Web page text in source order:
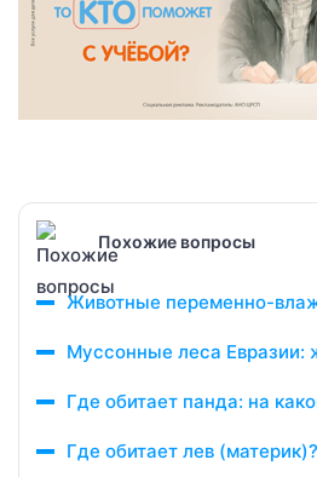
Похожие вопросы
Животные переменно-
Муссонные леса Евразии:
Где обитает панда: на
Где обитает лев (материк)?